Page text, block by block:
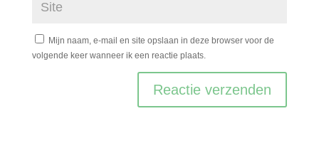
Mijn naam, e-mail en site opslaan in deze browser voor de
volgende keer wanneer ik een reactie plaats.